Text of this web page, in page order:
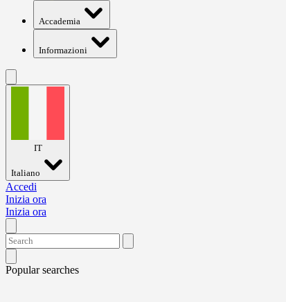
Accademia
Informazioni
IT
Italiano
Accedi
Inizia ora
Inizia ora
Popular searches